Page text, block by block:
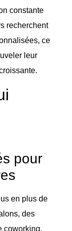
constante
recherchent
ce
leur
pour
en plus de
des
coworking.